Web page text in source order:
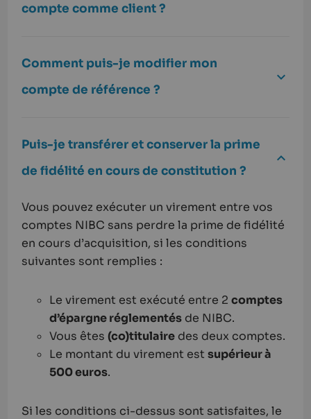
compte comme client ?
Comment puis-je modifier mon
compte de référence ?
Puis-je transférer et conserver la prime
de fidélité en cours de constitution ?
Vous pouvez exécuter un virement entre vos
comptes NIBC sans perdre la prime de fidélité
en cours d’acquisition, si les conditions
suivantes sont remplies :
Le virement est exécuté entre 2 comptes
d’épargne réglementésde NIBC.
Vous êtes (co)titulairedes deux comptes.
Le montant du virement est supérieur à
500 euros.
Si les conditions ci-dessus sont satisfaites, le